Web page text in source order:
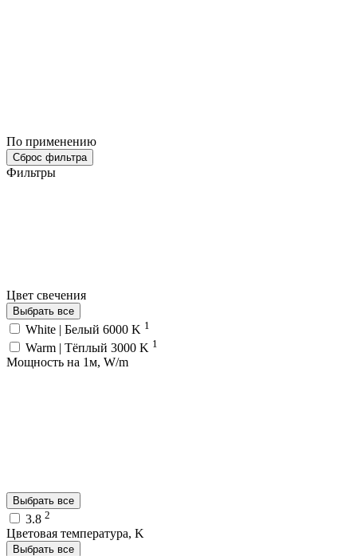
По применению
Сброс фильтра
Фильтры
Цвет свечения
Выбрать все
White | Белый 6000 K 1
Warm | Тёплый 3000 K 1
Мощность на 1м, W/m
Выбрать все
3.8 2
Цветовая температура, K
Выбрать все